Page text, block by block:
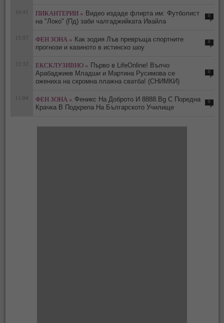
16:41 ПИКАНТЕРИИ » Видео издаде флирта им: Футболист
на "Локо" (Пд) заби чалгаджийката Ивайла
0
15:57 ФЕН ЗОНА » Как зодия Лъв превръща спортните
прогнози и казиното в истинско шоу
0
12:32 ЕКСКЛУЗИВНО » Първо в LifeOnline! Вълчо
Арабаджиев Младши и Мартина Русимова сe
oжениха на скромна плажна сватба! (СНИМКИ)
0
11:04 ФЕН ЗОНА » Феникс На Доброто И 8888.Bg С Поредна
Крачка В Подкрепа На Българското Училище
0